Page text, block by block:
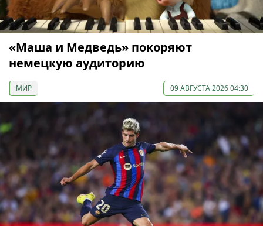
«Маша и Медведь» покоряют
немецкую аудиторию
МИР 09 АВГУСТА 2026 04:30